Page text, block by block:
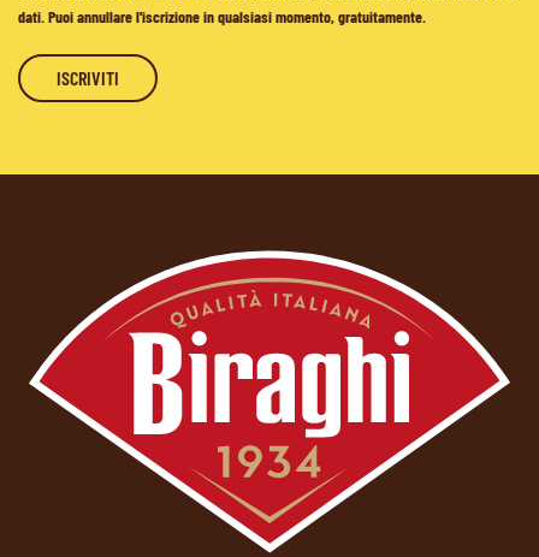
dati. Puoi annullare l'iscrizione in qualsiasi momento, gratuitamente.